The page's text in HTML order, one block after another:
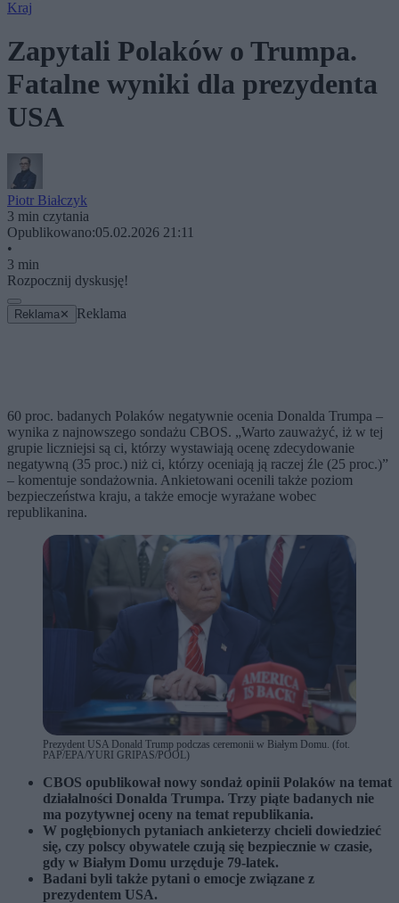
Kraj
Zapytali Polaków o Trumpa.
Fatalne wyniki dla prezydenta
USA
Piotr Białczyk
3 min czytania
Opublikowano:05.02.2026 21:11
•
3 min
Rozpocznij dyskusję!
Reklama ✕ Reklama
60 proc. badanych Polaków negatywnie ocenia Donalda Trumpa –
wynika z najnowszego sondażu CBOS. „Warto zauważyć, iż w tej
grupie liczniejsi są ci, którzy wystawiają ocenę zdecydowanie
negatywną (35 proc.) niż ci, którzy oceniają ją raczej źle (25 proc.)”
– komentuje sondażownia. Ankietowani ocenili także poziom
bezpieczeństwa kraju, a także emocje wyrażane wobec
republikanina.
Prezydent USA Donald Trump podczas ceremonii w Białym Domu. (fot.
PAP/EPA/YURI GRIPAS/POOL)
CBOS opublikował nowy sondaż opinii Polaków na temat
działalności Donalda Trumpa. Trzy piąte badanych nie
ma pozytywnej oceny na temat republikania.
W pogłębionych pytaniach ankieterzy chcieli dowiedzieć
się, czy polscy obywatele czują się bezpiecznie w czasie,
gdy w Białym Domu urzęduje 79-latek.
Badani byli także pytani o emocje związane z
prezydentem USA.